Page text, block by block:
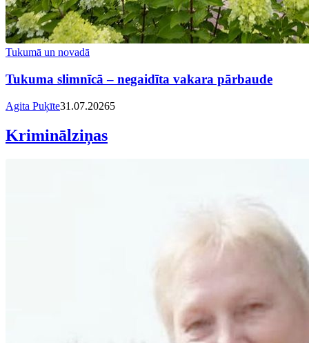
Tukumā un novadā
Tukuma slimnīcā – negaidīta vakara pārbaude
Agita Puķīte31.07.20265
Kriminālziņas